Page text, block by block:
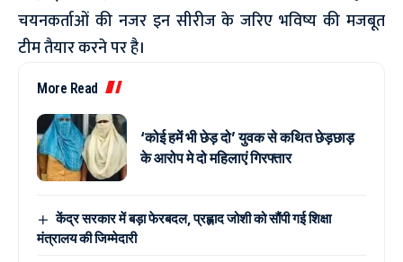
चयनकर्ताओं की नजर इन सीरीज के जरिए भविष्य की मजबूत
टीम तैयार करने पर है।
More Read
‘कोई हमें भी छेड़ दो’ युवक से कथित छेड़छाड़
के आरोप मे दो महिलाएं गिरफ्तार
केंद्र सरकार में बड़ा फेरबदल, प्रह्लाद जोशी को सौंपी गई शिक्षा
मंत्रालय की जिम्मेदारी